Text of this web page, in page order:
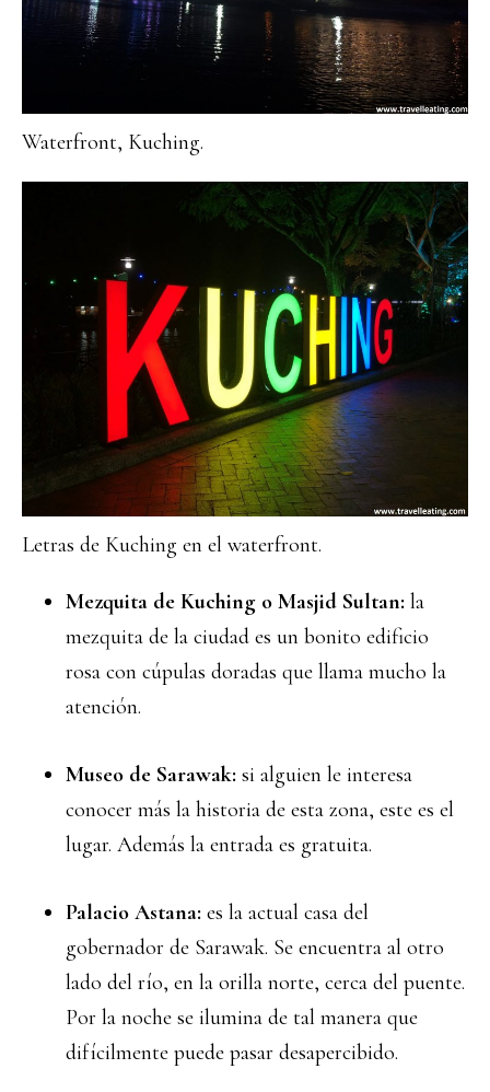
Waterfront, Kuching.
Letras de Kuching en el waterfront.
Mezquita de Kuching o Masjid Sultan: la
mezquita de la ciudad es un bonito edificio
rosa con cúpulas doradas que llama mucho la
atención.
Museo de Sarawak: si alguien le interesa
conocer más la historia de esta zona, este es el
lugar. Además la entrada es gratuita.
Palacio Astana: es la actual casa del
gobernador de Sarawak. Se encuentra al otro
lado del río, en la orilla norte, cerca del puente.
Por la noche se ilumina de tal manera que
difícilmente puede pasar desapercibido.